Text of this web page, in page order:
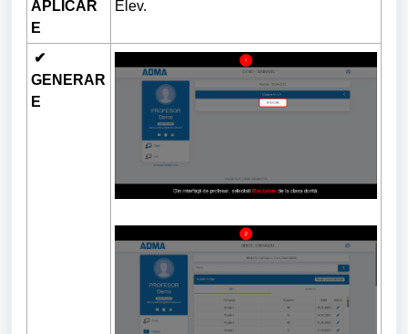
APLICAR
E
Elev.
✔
GENERAR
E